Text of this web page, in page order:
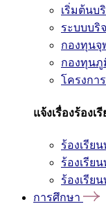
เริ่มต้นบ
ระบบบริ
กองทุนจุ
กองทุนภู
โครงกา
แจ้งเรื่องร้องเ
ร้องเรีย
ร้องเรีย
ร้องเรีย
การศึกษา